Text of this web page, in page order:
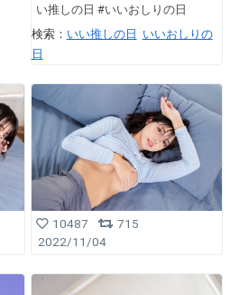
い推しの日 #いいおしりの日
検索： いい推しの日 いいおしりの
日
10487
715
2022/11/04